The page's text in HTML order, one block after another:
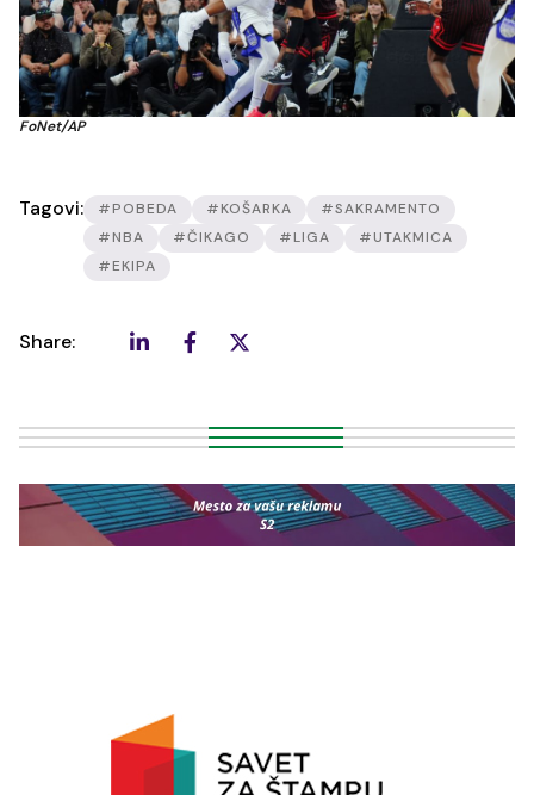
FoNet/AP
Tagovi: #POBEDA #KOŠARKA
#SAKRAMENTO
#NBA
#ČIKAGO #LIGA
#UTAKMICA
#EKIPA
Share: